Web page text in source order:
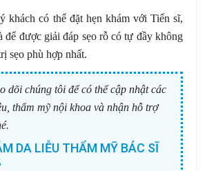
khách có thể đặt hẹn khám với Tiến sĩ,
để được giải đáp sẹo rỗ có tự đầy không
sẹo phù hợp nhất.
dõi chúng tôi để có thể cập nhật các
thẩm mỹ nội khoa và nhận hỗ trợ
DA LIỄU THẨM MỸ BÁC SĨ